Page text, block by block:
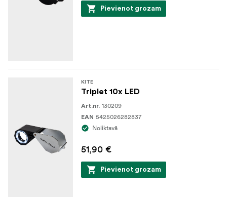
Pievienot grozam
KITE
Triplet 10x LED
Art.nr. 130209
EAN 5425026282837
Noliktavā
51,90 €
Pievienot grozam